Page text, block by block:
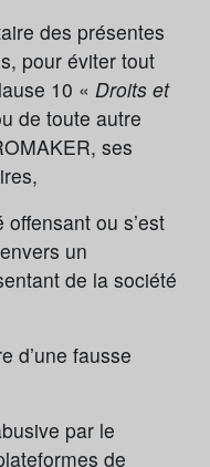
des présentes
pour éviter tout
10 « Droits et
de toute autre
ses
ou s’est
un
de la société
d’une fausse
par le
de